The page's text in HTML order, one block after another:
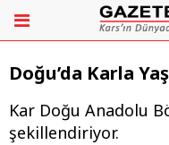
Doğu’da Karla
Kar Doğu Anadolu
şekillendiriyor.